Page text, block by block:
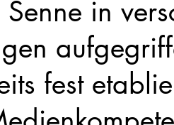
Senne in
fest